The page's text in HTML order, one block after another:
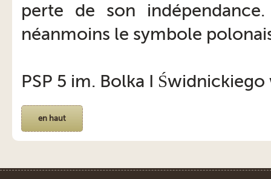
perte de son
néanmoins le symbole
PSP 5 im. Bolka I
en haut